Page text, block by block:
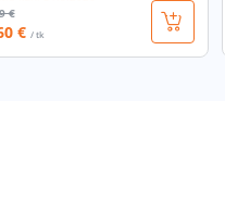
€
€ / tk